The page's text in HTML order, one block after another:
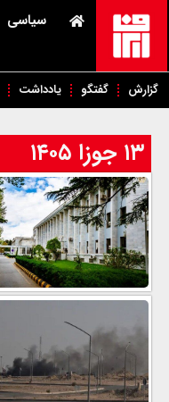
سیاسی
گزارش گفتگو یادداشت
۱۳ جوزا ۱۴۰۵